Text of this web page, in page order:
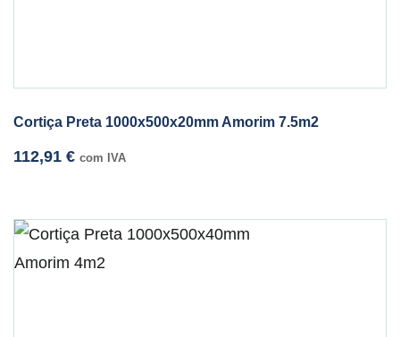
Cortiça Preta 1000x500x20mm Amorim 7.5m2
112,91 € com IVA